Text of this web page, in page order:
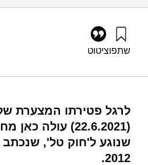
שתפוציטוט
לרגל פטירתו המצערת
(22.6.2021) עולה
שנוגע ל'חוק טל',
2012.